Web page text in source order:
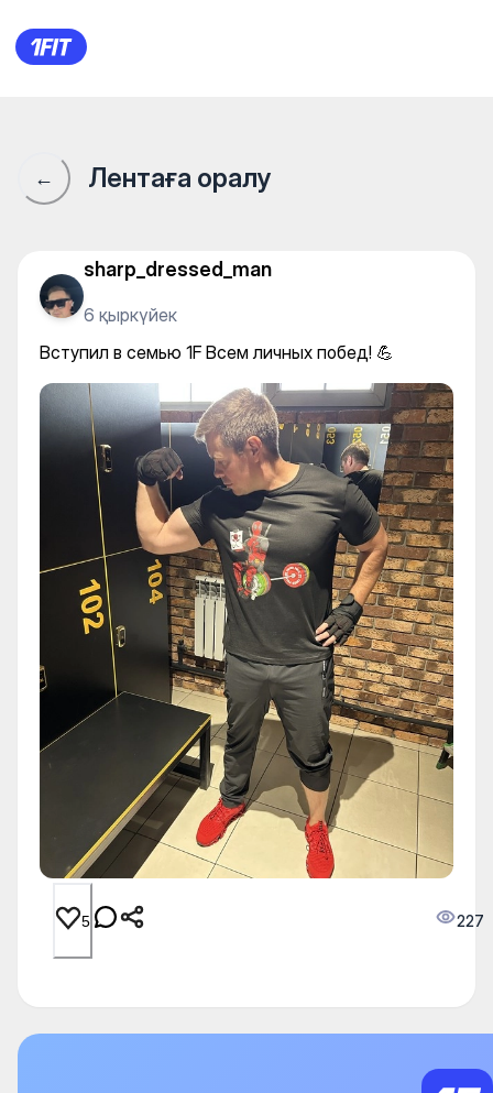
Вступил в семью 1F Всем
← Лентаға оралу
sharp_dressed_man
6 қыркүйек
Вступил в семью 1F Всем личных побед! 💪
5 227